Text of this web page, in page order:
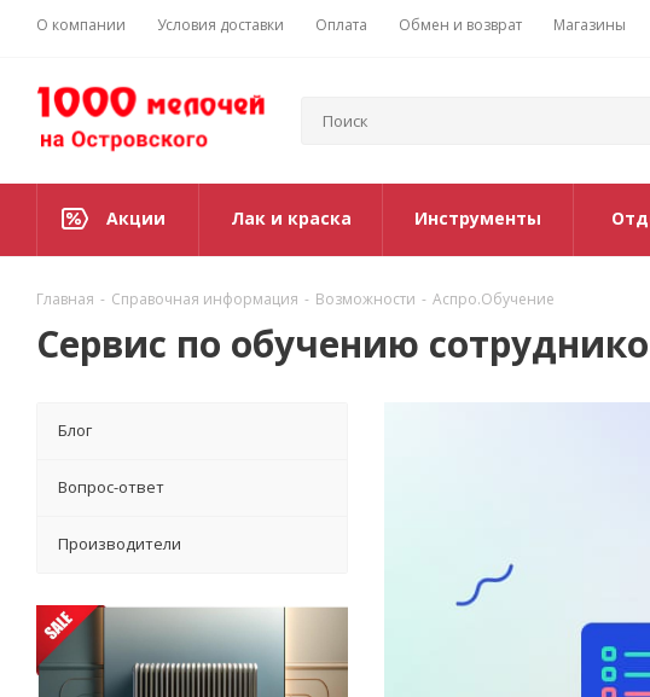
О компании Условия доставки Оплата Обмен и возврат Магазины
Акции Лак и краска Инструменты
Главная - Справочная информация - Возможности - Аспро.Обучение
Сервис по обучению
Блог
Вопрос-ответ
Производители